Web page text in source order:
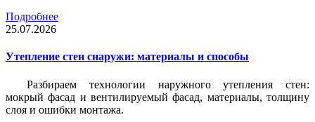
Подробнее
25.07.2026
Утепление стен снаружи: материалы и способы
Разбираем технологии наружного утепления стен:
мокрый фасад и вентилируемый фасад, материалы, толщину
слоя и ошибки монтажа.